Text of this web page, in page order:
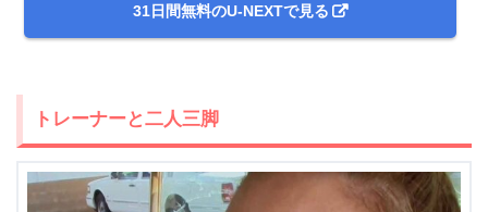
31日間無料のU-NEXTで見る
トレーナーと二人三脚